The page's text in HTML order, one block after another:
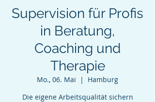
Supervision für Profis
in Beratung,
Coaching und
Therapie
Mo., 06. Mai
  |
Hamburg
Die eigene Arbeitsqualität sichern